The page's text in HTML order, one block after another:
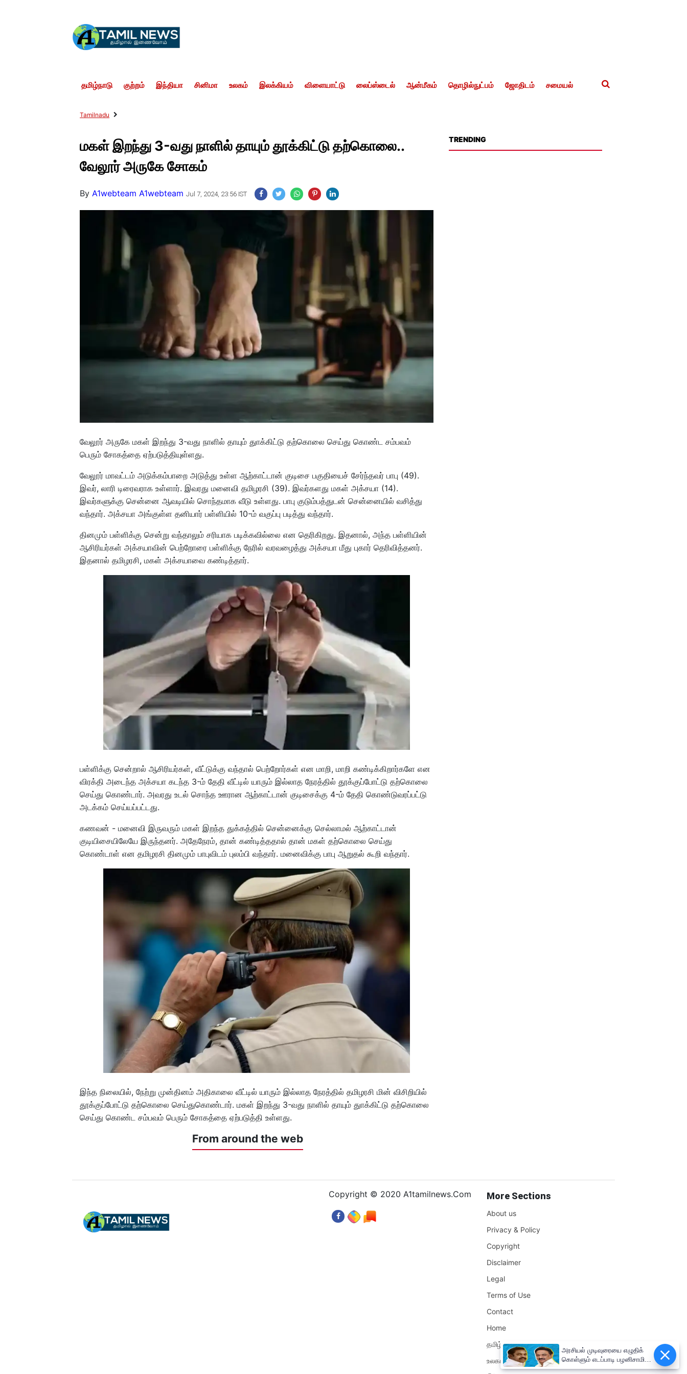
தமிழ்நாடு குற்றம் இந்தியா சினிமா உலகம் இலக்கியம் விளையாட்டு லைப்ஸ்டைல் ஆன்மீகம் தொழில்நுட்பம் ஜோதிடம் சமையல்
Tamilnadu
மகள் இறந்து 3-வது நாளில் தாயும் தூக்கிட்டு தற்கொலை..
வேலூர் அருகே சோகம்
ByA1webteam A1webteam Jul 7, 2024, 23:56 IST
வேலூர் அருகே மகள் இறந்து 3-வது நாளில் தாயும் துாக்கிட்டு தற்கொலை செய்து கொண்ட சம்பவம்
பெரும் சோகத்தை ஏற்படுத்தியுள்ளது.
வேலூர் மாவட்டம் அடுக்கம்பாறை அடுத்து உள்ள ஆற்காட்டான் குடிசை பகுதியைச் சேர்ந்தவர் பாபு (49).
இவர், லாரி டிரைவராக உள்ளார். இவரது மனைவி தமிழரசி (39). இவர்களது மகள் அக்சயா (14).
இவர்களுக்கு சென்னை ஆவடியில் சொந்தமாக வீடு உள்ளது. பாபு குடும்பத்துடன் சென்னையில் வசித்து
வந்தார். அக்சயா அங்குள்ள தனியார் பள்ளியில் 10-ம் வகுப்பு படித்து வந்தார்.
தினமும் பள்ளிக்கு சென்று வந்தாலும் சரியாக படிக்கவில்லை என தெரிகிறது. இதனால், அந்த பள்ளியின்
ஆசிரியர்கள் அக்சயாவின் பெற்றோரை பள்ளிக்கு நேரில் வரவழைத்து அக்சயா மீது புகார் தெரிவித்தனர்.
இதனால் தமிழரசி, மகள் அக்சயாவை கண்டித்தார்.
பள்ளிக்கு சென்றால் ஆசிரியர்கள், வீட்டுக்கு வந்தால் பெற்றோர்கள் என மாறி, மாறி கண்டிக்கிறார்களே என
விரக்தி அடைந்த அக்சயா கடந்த 3-ம் தேதி வீட்டில் யாரும் இல்லாத நேரத்தில் தூக்குப்போட்டு தற்கொலை
செய்து கொண்டார். அவரது உடல் சொந்த ஊரான ஆற்காட்டான் குடிசைக்கு 4-ம் தேதி கொண்டுவரப்பட்டு
அடக்கம் செய்யப்பட்டது.
கணவன் - மனைவி இருவரும் மகள் இறந்த துக்கத்தில் சென்னைக்கு செல்லாமல் ஆற்காட்டான்
குடியிசையிலேயே இருந்தனர். அதேநேரம், தான் கண்டித்ததால் தான் மகள் தற்கொலை செய்து
கொண்டாள் என தமிழரசி தினமும் பாபுவிடம் புலம்பி வந்தார். மனைவிக்கு பாபு ஆறுதல் கூறி வந்தார்.
இந்த நிலையில், நேற்று முன்தினம் அதிகாலை வீட்டில் யாரும் இல்லாத நேரத்தில் தமிழரசி மின் விசிறியில்
தூக்குப்போட்டு தற்கொலை செய்துகொண்டார். மகள் இறந்து 3-வது நாளில் தாயும் துாக்கிட்டு தற்கொலை
செய்து கொண்ட சம்பவம் பெரும் சோகத்தை ஏற்படுத்தி உள்ளது.
From around the web
TRENDING
Copyright © 2020 A1tamilnews.Com More Sections
About us
Privacy & Policy
Copyright
Disclaimer
Legal
Terms of Use
Contact
Home
தமிழ்நாடு
உலகம்
அரசியல் முடிவுரையை எழுதிக்
கொள்ளும் எடப்பாடி பழனிசாமி!!
முதலமைச்சர் மு.க.ஸ்டாலின்